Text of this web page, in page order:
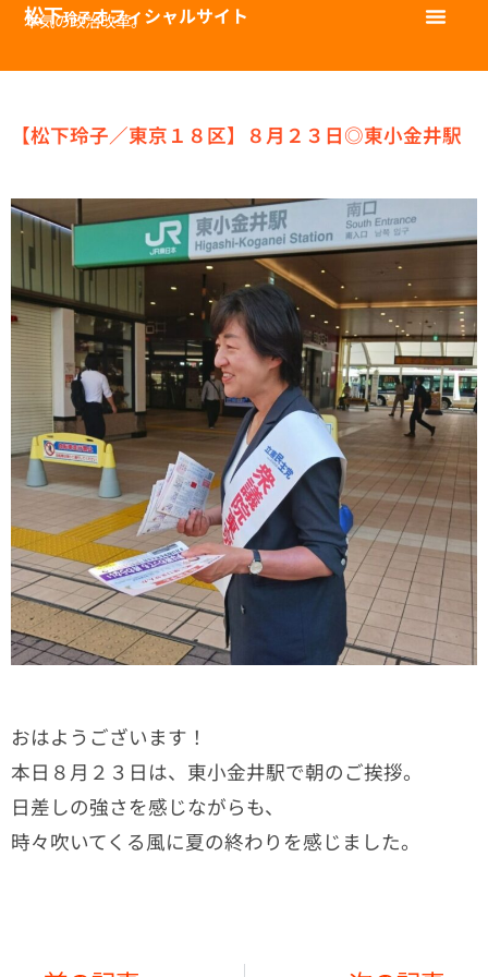
松下玲子オフィシャルサイト
本気の政治改革。
【松下玲子／東京１８区】８月２３日◎東小金井駅
おはようございます！
本日８月２３日は、東小金井駅で朝のご挨拶。
日差しの強さを感じながらも、
時々吹いてくる風に夏の終わりを感じました。